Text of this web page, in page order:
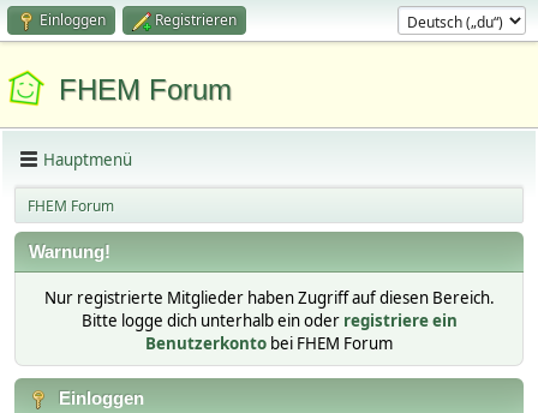
Einloggen Registrieren
FHEM Forum
Hauptmenü
FHEM Forum
Warnung!
Nur registrierte Mitglieder haben Zugriff auf diesen Bereich.
Bitte logge dich unterhalb ein oder registriere ein
Benutzerkonto bei FHEM Forum
Einloggen